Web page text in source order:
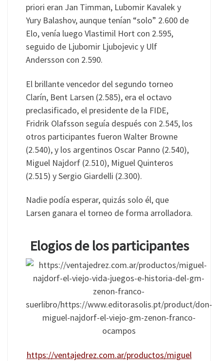
priori eran Jan Timman, Lubomir Kavalek y
Yury Balashov, aunque tenían “solo” 2.600 de
Elo, venía luego Vlastimil Hort con 2.595,
seguido de Ljubomir Ljubojevic y Ulf
Andersson con 2.590.
El brillante vencedor del segundo torneo
Clarín, Bent Larsen (2.585), era el octavo
preclasificado, el presidente de la FIDE,
Fridrik Olafsson seguía después con 2.545, los
otros participantes fueron Walter Browne
(2.540), y los argentinos Oscar Panno (2.540),
Miguel Najdorf (2.510), Miguel Quinteros
(2.515) y Sergio Giardelli (2.300).
Nadie podía esperar, quizás solo él, que
Larsen ganara el torneo de forma arrolladora.
Elogios de los participantes
https://ventajedrez.com.ar/productos/miguel